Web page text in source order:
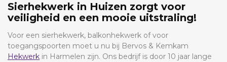
Sierhekwerk in Huizen zorgt voor
veiligheid en een mooie uitstraling!
Voor een sierhekwerk, balkonhekwerk of voor
toegangspoorten moet u nu bij Bervos & Kemkam
Hekwerk in Harmelen zijn. Ons bedrijf is door 10 jaar lange